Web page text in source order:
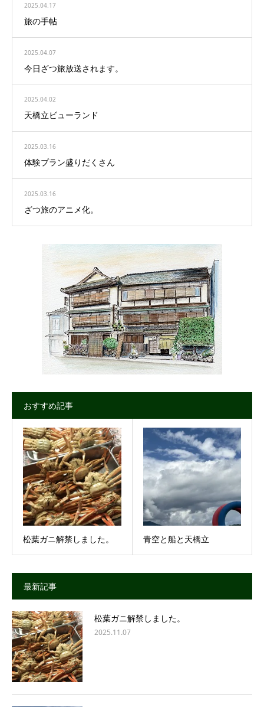
2025.04.17
旅の手帖
2025.04.07
今日ざつ旅放送されます。
2025.04.02
天橋立ビューランド
2025.03.16
体験プラン盛りだくさん
2025.03.16
ざつ旅のアニメ化。
おすすめ記事
松葉ガニ解禁しました。 青空と船と天橋立
最新記事
松葉ガニ解禁しました。
2025.11.07